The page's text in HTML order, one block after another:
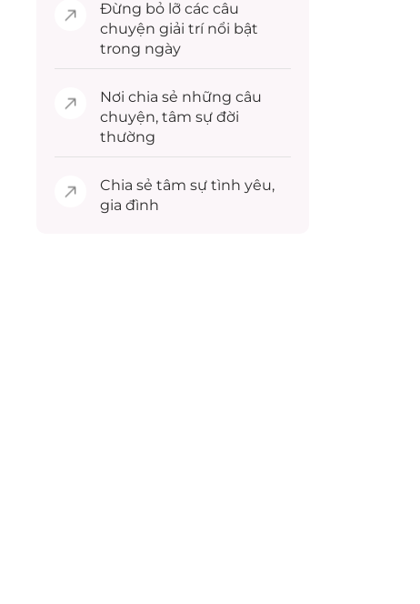
Đừng bỏ lỡ các câu
chuyện giải trínổi bật
trong ngày
Nơi chia sẻ những câu
chuyện, tâm sự đời
thường
Chia sẻ tâm sự tình yêu,
gia đình